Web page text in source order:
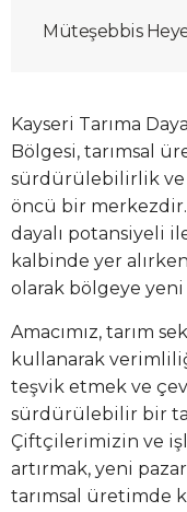
Müteşebbis
Kayseri Tarıma
Bölgesi, tarımsal
sürdürülebilirlik ve
öncü bir merkezdir.
dayalı potansiyeli
kalbinde yer
olarak bölgeye
Amacımız, tarım
kullanarak
teşvik etmek ve
sürdürülebilir bir
Çiftçilerimizin ve
artırmak, yeni
tarımsal üretimde